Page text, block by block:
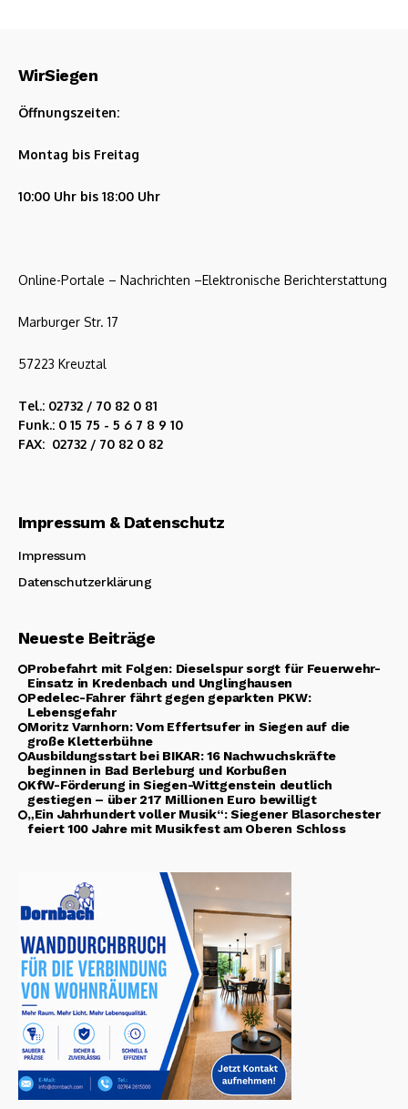
WirSiegen
Öffnungszeiten:
Montag bis Freitag
10:00 Uhr bis 18:00 Uhr
Online-Portale – Nachrichten –Elektronische Berichterstattung
Marburger Str. 17
57223 Kreuztal
Tel.: 02732 / 70 82 0 81
Funk.: 0 15 75 - 5 6 7 8 9 10
FAX: 02732 / 70 82 0 82
Impressum & Datenschutz
Impressum
Datenschutzerklärung
Neueste Beiträge
Probefahrt mit Folgen: Dieselspur sorgt für Feuerwehr-
Einsatz in Kredenbach und Unglinghausen
Pedelec-Fahrer fährt gegen geparkten PKW:
Lebensgefahr
Moritz Varnhorn: Vom Effertsufer in Siegen auf die
große Kletterbühne
Ausbildungsstart bei BIKAR: 16 Nachwuchskräfte
beginnen in Bad Berleburg und Korbußen
KfW-Förderung in Siegen-Wittgenstein deutlich
gestiegen – über 217 Millionen Euro bewilligt
„Ein Jahrhundert voller Musik“: Siegener Blasorchester
feiert 100 Jahre mit Musikfest am Oberen Schloss